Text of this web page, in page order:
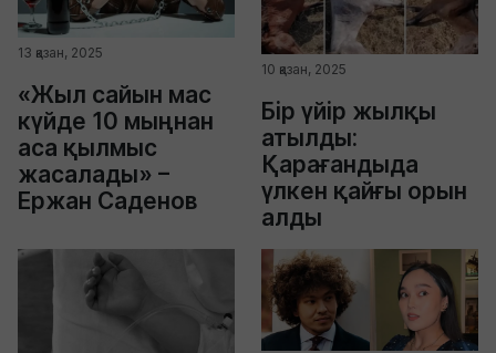
13 қазан, 2025
«Жыл сайын мас
күйде 10 мыңнан
аса қылмыс
жасалады» –
Ержан Саденов
10 қазан, 2025
Бір үйір жылқы
атылды:
Қарағандыда
үлкен қайғы орын
алды